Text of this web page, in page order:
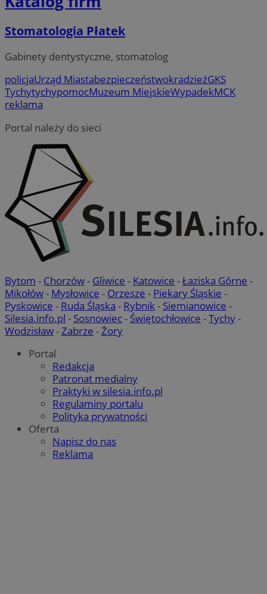
Stomatologia Płatek
Gabinety dentystyczne, stomatolog
policjaUrząd MiastabezpieczeństwokradzieżGKS
TychytychypomocMuzeum MiejskieWypadekMCK
reklama
Portal należy do sieci
Bytom - Chorzów- Gliwice - Katowice -Łaziska Górne -
Mikołów- Mysłowice - Orzesze - Piekary Śląskie -
Pyskowice - Ruda Śląska - Rybnik- Siemianowice -
Silesia.info.pl - Sosnowiec- Świętochłowice -Tychy-
Wodzisław-Zabrze -Żory
Portal
Redakcja
Patronat medialny
Praktyki w silesia.info.pl
Regulaminy portalu
Polityka prywatności
Oferta
Napisz do nas
Reklama